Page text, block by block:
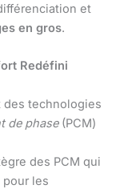
et
en gros.
Redéfini
des technologies
de phase(PCM)
des PCM qui
les